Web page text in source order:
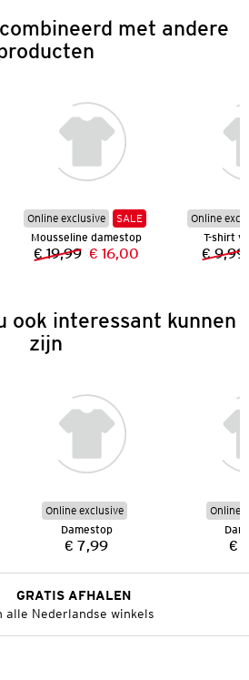
met andere
Online exclusive
SALE
Mousseline damestop
Vorige prijs:
€ 19,99 Nieuwe prijs:
€ 16,00
Online
T-shirt
€ 9,99
ook interessant kunnen
zijn
Online exclusive
Damestop
Prijs:
€ 7,99
Online
€
GRATIS AFHALEN
alle Nederlandse winkels